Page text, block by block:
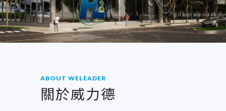
ABOUT WELEADER
關於威力德